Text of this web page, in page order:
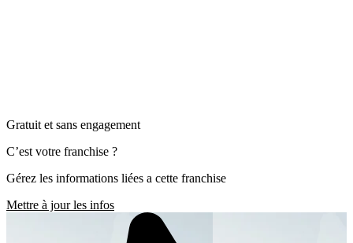
Gratuit et sans engagement
C’est votre franchise ?
Gérez les informations liées a cette franchise
Mettre à jour les infos